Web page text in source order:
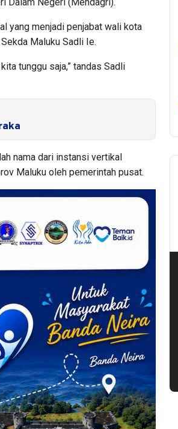
Dalam Negeri (Mendagri).
yang menjadi penjabat wali kota
Maluku Sadli Ie.
tunggu saja,” tandas Sadli
nama dari instansi vertikal
Maluku oleh pemerintah pusat.